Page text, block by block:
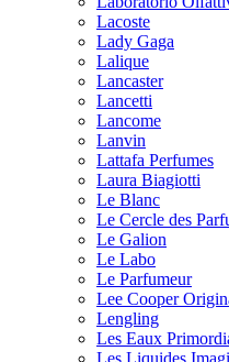
Lacoste
Lady Gaga
Lalique
Lancaster
Lancetti
Lancome
Lanvin
Lattafa Perfumes
Laura Biagiotti
Le Blanc
Le Cercle des
Le Galion
Le Labo
Le Parfumeur
Lee Cooper
Lengling
Les Eaux
Les Liquides